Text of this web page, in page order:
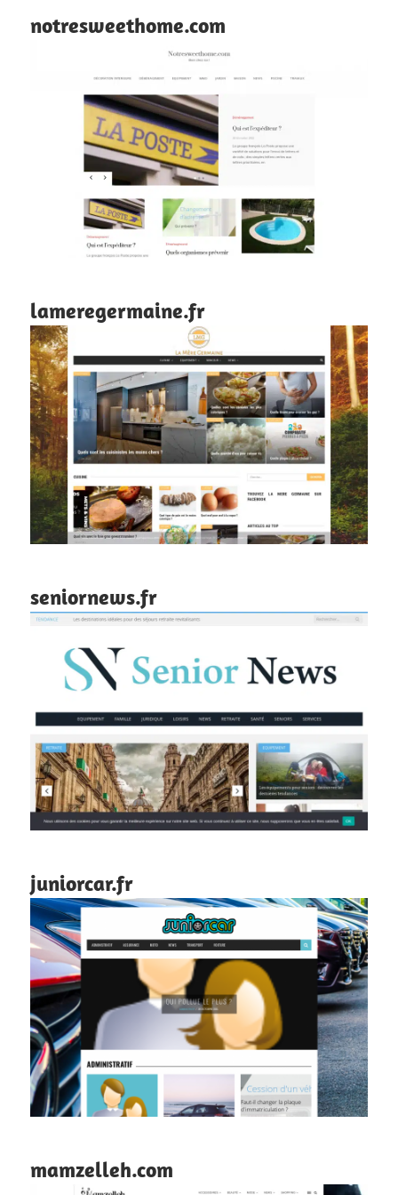
notresweethome.com
lameregermaine.fr
seniornews.fr
juniorcar.fr
mamzelleh.com